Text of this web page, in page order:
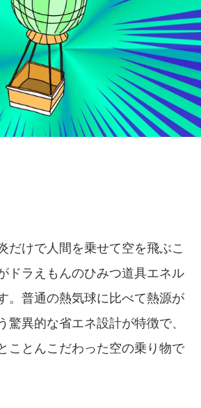
だけで人間を乗せて空を飛ぶこ
ドラえもんのひみつ道具エネル
。普通の熱気球に比べて熱源が
驚異的な省エネ設計が特徴で、
ことんこだわった空の乗り物で